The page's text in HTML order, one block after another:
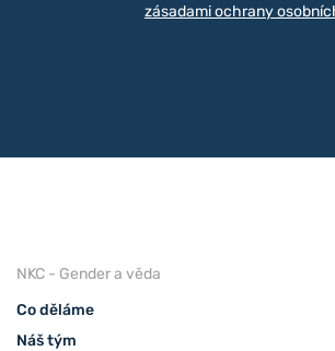
zásadami ochrany
NKC - Gender a věda
Co děláme
Náš tým